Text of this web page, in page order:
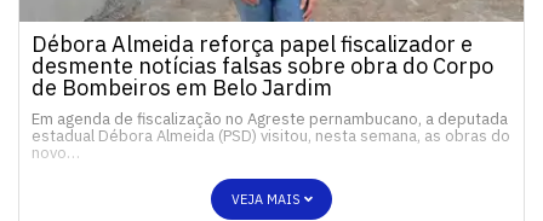
Débora Almeida reforça papel fiscalizador e
desmente notícias falsas sobre obra do Corpo
de Bombeiros em Belo Jardim
Em agenda de fiscalização no Agreste pernambucano, a deputada
estadual Débora Almeida (PSD) visitou, nesta semana, as obras do
novo…
VEJA MAIS